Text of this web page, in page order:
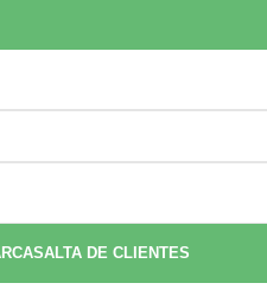
ALTA DE CLIENTES